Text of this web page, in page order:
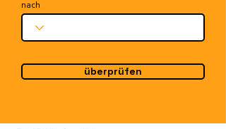
nach
überprüfen